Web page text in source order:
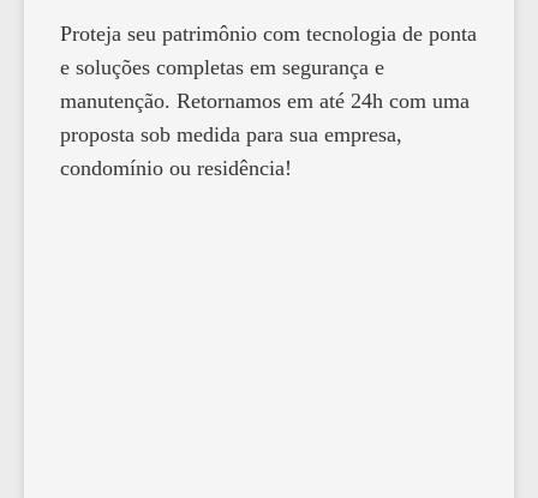
Proteja seu patrimônio com tecnologia de ponta
e soluções completas em segurança e
manutenção. Retornamos em até 24h com uma
proposta sob medida para sua empresa,
condomínio ou residência!